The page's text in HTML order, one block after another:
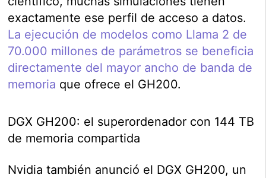
exactamente ese perfil de acceso a datos.
La ejecución de modelos como Llama 2 de
70.000 millones de parámetros se beneficia
directamente del mayor ancho de banda de
memoria que ofrece el GH200.
DGX GH200: el superordenador con 144 TB
de memoria compartida
Nvidia también anunció el DGX GH200, un